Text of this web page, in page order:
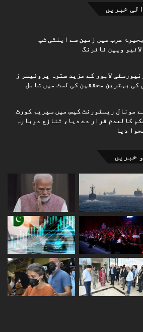
خبریں
عرب میں زمین سے اینٹی شپ
ویپن فائرنگ
لاہور کے مزید سترہ پروفیسر ز
کی بہترین محققین کی لسٹ میں شامل
مونال ریسٹورنٹ کیس میں سپریم کورٹ
حکم کالعدم قرار دے دیا، تنازع دوبارہ
دیا
خبریں